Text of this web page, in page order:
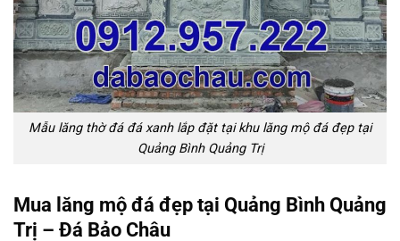
Mẫu lăng thờ đá đá xanh lắp đặt tại khu lăng mộ đá đẹp tại
Quảng Bình Quảng Trị
Mua lăng mộ đá đẹp tại Quảng Bình Quảng
Trị – Đá Bảo Châu